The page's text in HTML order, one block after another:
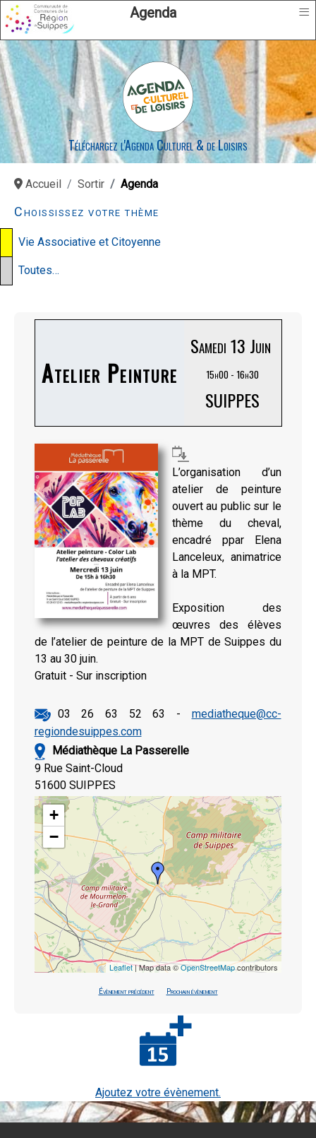
Agenda ≡
Téléchargez l'Agenda Culturel & de Loisirs
Accueil Sortir Agenda
Choississez votre thème
Vie Associative et Citoyenne
Toutes…
Atelier Peinture
Samedi 13 Juin
15h00 - 16h30
SUIPPES
L’organisation d’un
atelier de peinture
ouvert au public sur le
thème du cheval,
encadré ppar Elena
Lanceleux, animatrice
à la MPT.
Exposition des
œuvres des élèves
de l’atelier de peinture de la MPT de Suippes du
13 au 30 juin.
Gratuit - Sur inscription
03 26 63 52 63 - mediatheque@cc-
regiondesuippes.com
Médiathèque La Passerelle
9 Rue Saint-Cloud
51600 SUIPPES
+
−
Leaflet| Map data ©OpenStreetMapcontributors
Évènement précédent Prochain évènement
Ajoutez votre évènement.